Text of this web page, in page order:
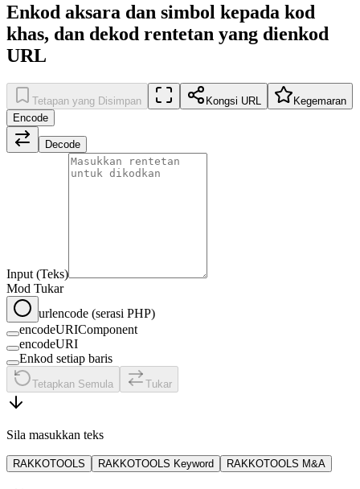
Enkod aksara dan simbol kepada kod
khas, dan dekod rentetan yang dienkod
URL
Tetapan yang Disimpan Kongsi URL
Kegemaran
Encode
Decode
Input (Teks)
Mod Tukar
urlencode (serasi PHP)
encodeURIComponent
encodeURI
Enkod setiap baris
Tetapkan Semula Tukar
Sila masukkan teks
RAKKOTOOLS RAKKOTOOLS Keyword RAKKOTOOLS M&A